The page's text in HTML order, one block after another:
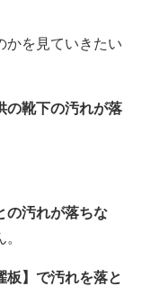
かを見ていきたい
の靴下の汚れが落
の汚れが落ちな
板】で汚れを落と